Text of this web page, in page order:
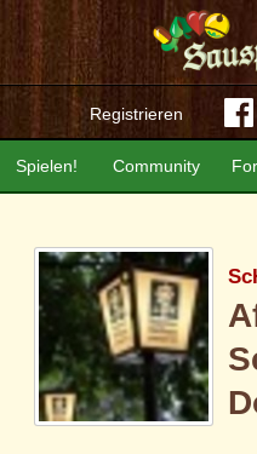
Registrieren
Community
Spielen!